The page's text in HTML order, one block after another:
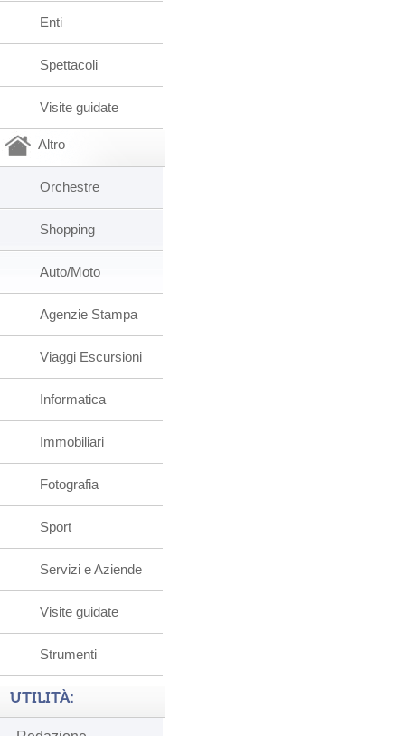
Enti
Spettacoli
Visite guidate
Altro
Orchestre
Shopping
Auto/Moto
Agenzie Stampa
Viaggi Escursioni
Informatica
Immobiliari
Fotografia
Sport
Servizi e Aziende
Visite guidate
Strumenti
UTILITÀ: